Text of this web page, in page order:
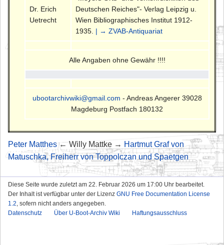
Dr. Erich
Uetrecht
Deutschen Reiches"- Verlag Leipzig u.
Wien Bibliographisches Institut 1912-
1935. | → ZVAB-Antiquariat
Alle Angaben ohne Gewähr !!!!
ubootarchivwiki@gmail.com - Andreas Angerer 39028
Magdeburg Postfach 180132
Peter Matthes← Willy Mattke → Hartmut Graf von
Matuschka, Freiherr von Toppolczan und Spaetgen
Diese Seite wurde zuletzt am 22. Februar 2026 um 17:00 Uhr bearbeitet.
Der Inhalt ist verfügbar unter der Lizenz GNU Free Documentation License
1.2, sofern nicht anders angegeben.
Datenschutz
Über U-Boot-Archiv Wiki Haftungsausschluss